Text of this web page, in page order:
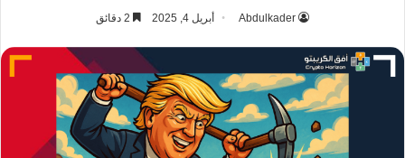
Abdulkader أبريل 4, 2025